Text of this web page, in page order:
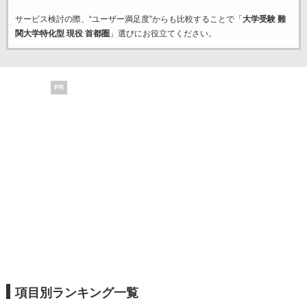
サービス検討の際、“ユーザー満足度”からも比較することで「 大学受験 難
関大学特化型 現役 首都圏 」選びにお役立てください。
PR
項目別ランキング一覧